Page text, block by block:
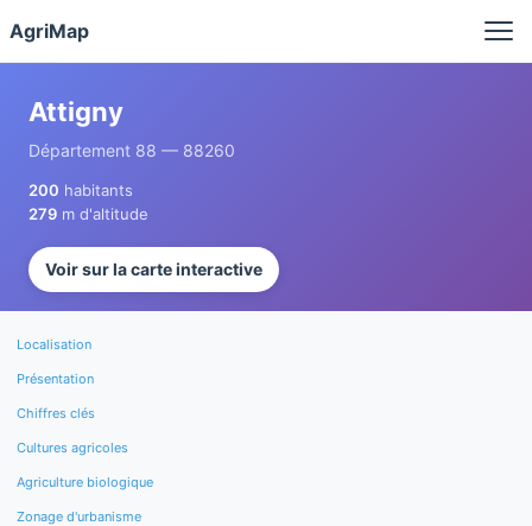
AgriMap
Attigny
Département 88 — 88260
200 habitants
279 m d'altitude
Voir sur la carte interactive
Localisation
Présentation
Chiffres clés
Cultures agricoles
Agriculture biologique
Zonage d'urbanisme